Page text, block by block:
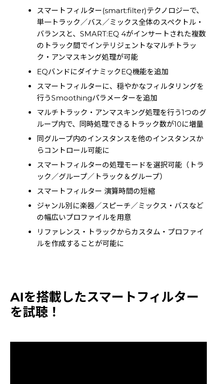
電子ドラム・パーカション(3)
ライターのご紹介
スマートフィルター(smart:filter)テクノロジーで、
単一トラック／バス／ミックス全体のスペクトル・
バランスと、SMART:EQ 4がインサートされた複数
のトラック間でインテリジェントなマルチトラッ
ク・アンマスキング処理が可能
EQバンドにダイナミックEQ機能を追加
スマートフィルターに、穏やかなフィルタリングを
行うSmoothingパラメーターを追加
マルチトラック・アンマスキング処理を行う1つのグ
ループ内で、同時処理できるトラック数が10に増量
同グループ内のインスタンスを他のインスタンスか
らコントロール可能に
スマートフィルターの処理モードを選択可能（トラ
ック／グループ／トラック＆グループ）
スマートフィルター 演算時間の短縮
ジャンル別に楽器／スピーチ／ミックス・バスなど
の幅広いプロファイルを用意
リファレンス・トラックからカスタム・プロファイ
ルを作成することが可能に
AIを搭載したスマートフィルター
を試聴！